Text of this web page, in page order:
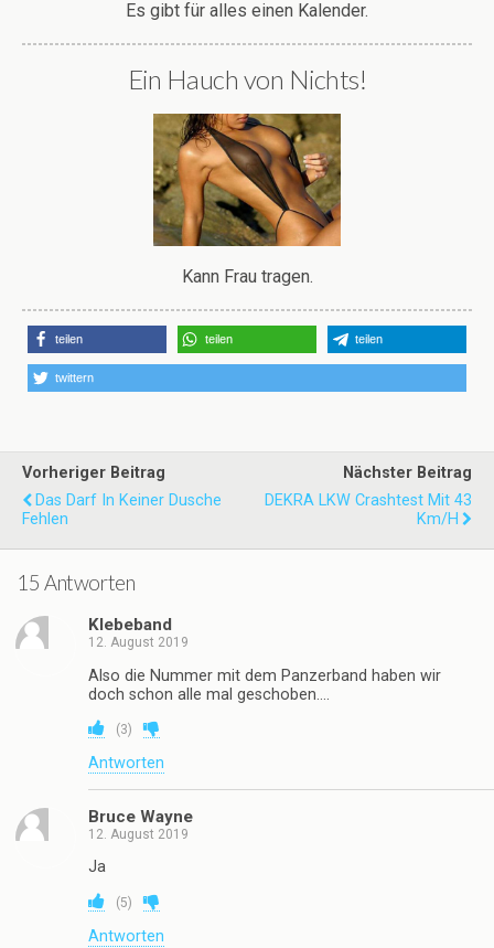
Es gibt für alles einen Kalender.
Ein Hauch von Nichts!
Kann Frau tragen.
teilen teilen teilen
twittern
Vorheriger Beitrag
Das Darf In Keiner Dusche
Fehlen
Nächster Beitrag
DEKRA LKW Crashtest Mit 43
Km/h
15 Antworten
Klebeband
12. August 2019
Also die Nummer mit dem Panzerband haben wir
doch schon alle mal geschoben….
(3)
Antworten
Bruce Wayne
12. August 2019
Ja
(5)
Antworten